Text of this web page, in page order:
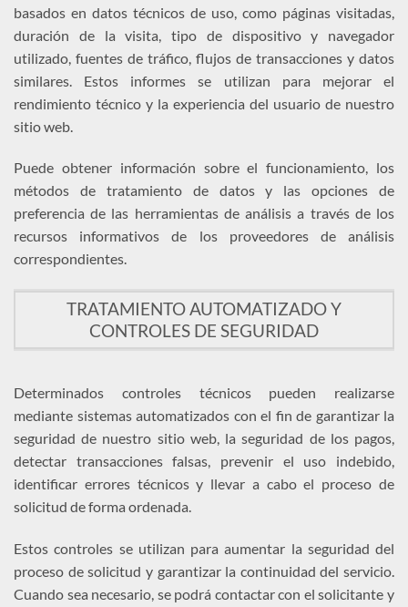
basados en datos técnicos de uso, como páginas visitadas,
duración de la visita, tipo de dispositivo y navegador
utilizado, fuentes de tráfico, flujos de transacciones y datos
similares. Estos informes se utilizan para mejorar el
rendimiento técnico y la experiencia del usuario de nuestro
sitio web.
Puede obtener información sobre el funcionamiento, los
métodos de tratamiento de datos y las opciones de
preferencia de las herramientas de análisis a través de los
recursos informativos de los proveedores de análisis
correspondientes.
TRATAMIENTO AUTOMATIZADO Y
CONTROLES DE SEGURIDAD
Determinados controles técnicos pueden realizarse
mediante sistemas automatizados con el fin de garantizar la
seguridad de nuestro sitio web, la seguridad de los pagos,
detectar transacciones falsas, prevenir el uso indebido,
identificar errores técnicos y llevar a cabo el proceso de
solicitud de forma ordenada.
Estos controles se utilizan para aumentar la seguridad del
proceso de solicitud y garantizar la continuidad del servicio.
Cuando sea necesario, se podrá contactar con el solicitante y